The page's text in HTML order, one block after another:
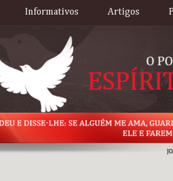
Informativos Artigos